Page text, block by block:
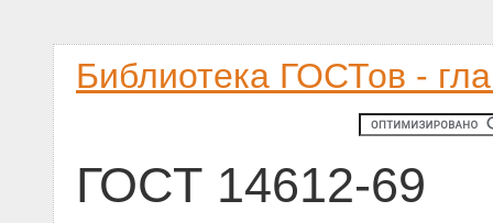
Библиотека ГОСТов -
ГОСТ 14612-69